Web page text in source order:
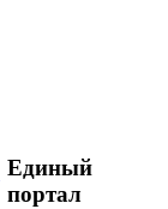
Единый
портал